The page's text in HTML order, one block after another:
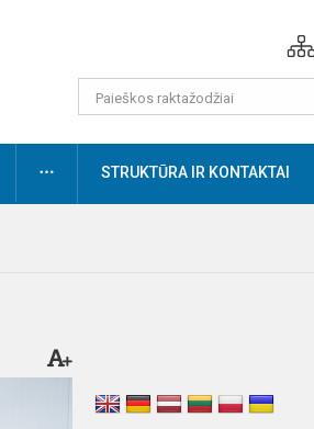
DAUGIAUSTRUKTŪRA IR KONTAKTAI